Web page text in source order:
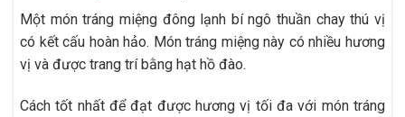
Một món tráng miệng đông lạnh bí ngô thuần chay thú vị
có kết cấu hoàn hảo. Món tráng miệng này có nhiều hương
vị và được trang trí bằng hạt hồ đào.
Cách tốt nhất để đạt được hương vị tối đa với món tráng